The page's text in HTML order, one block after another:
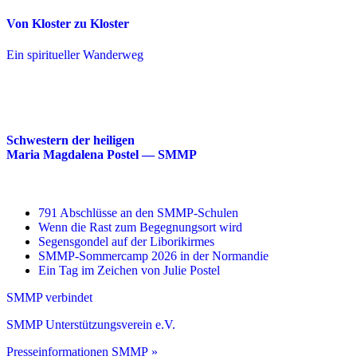
Von Kloster zu Kloster
Ein spiritueller Wanderweg
Schwestern der heiligen
Maria Magdalena Postel — SMMP
791 Abschlüsse an den SMMP-Schulen
Wenn die Rast zum Begegnungsort wird
Segensgondel auf der Liborikirmes
SMMP-Sommercamp 2026 in der Normandie
Ein Tag im Zeichen von Julie Postel
SMMP verbindet
SMMP Unterstützungsverein e.V.
Presseinformationen SMMP »